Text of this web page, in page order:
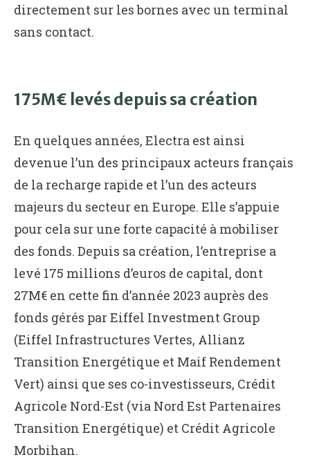
directement sur les bornes avec un terminal
sans contact.
175M€ levés depuis sa création
En quelques années, Electra est ainsi
devenue l’un des principaux acteurs français
de la recharge rapide et l’un des acteurs
majeurs du secteur en Europe. Elle s’appuie
pour cela sur une forte capacité à mobiliser
des fonds. Depuis sa création, l’entreprise a
levé 175 millions d’euros de capital, dont
27M€ en cette fin d’année 2023 auprès des
fonds gérés par Eiffel Investment Group
(Eiffel Infrastructures Vertes, Allianz
Transition Energétique et Maif Rendement
Vert) ainsi que ses co-investisseurs, Crédit
Agricole Nord-Est (via Nord Est Partenaires
Transition Energétique) et Crédit Agricole
Morbihan.